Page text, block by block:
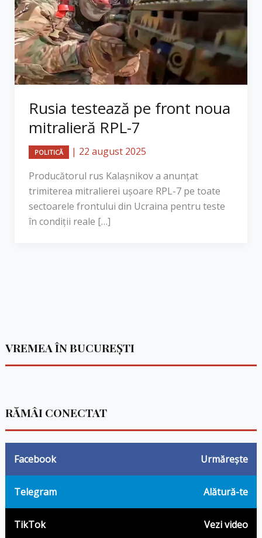
Rusia testează pe front noua
mitralieră RPL-7
POLITICĂ | 22 august 2025
Producătorul rus Kalașnikov a anunțat
trimiterea mitralierei ușoare RPL-7 pe toate
sectoarele frontului din Ucraina pentru teste
în condiții reale […]
VREMEA ÎN BUCUREȘTI
RĂMÂI CONECTAT
Facebook Urmărește
Telegram Alătură-te
TikTok Vezi video